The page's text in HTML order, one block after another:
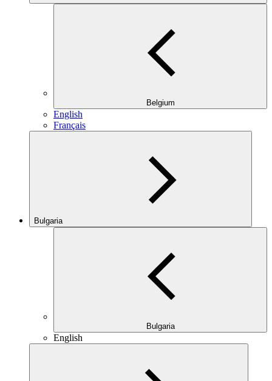
Belgium
English
Français
Bulgaria
Bulgaria
English